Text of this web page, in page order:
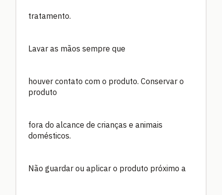
tratamento.
Lavar as mãos sempre que
houver contato com o produto. Conservar o
produto
fora do alcance de crianças e animais
domésticos.
Não guardar ou aplicar o produto próximo a